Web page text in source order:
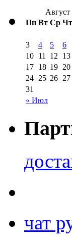
Август
Пн Вт Ср Чт
« Июл
3
4 5 6
10 11 12 13
17 18 19 20
24 25 26 27
31
чат